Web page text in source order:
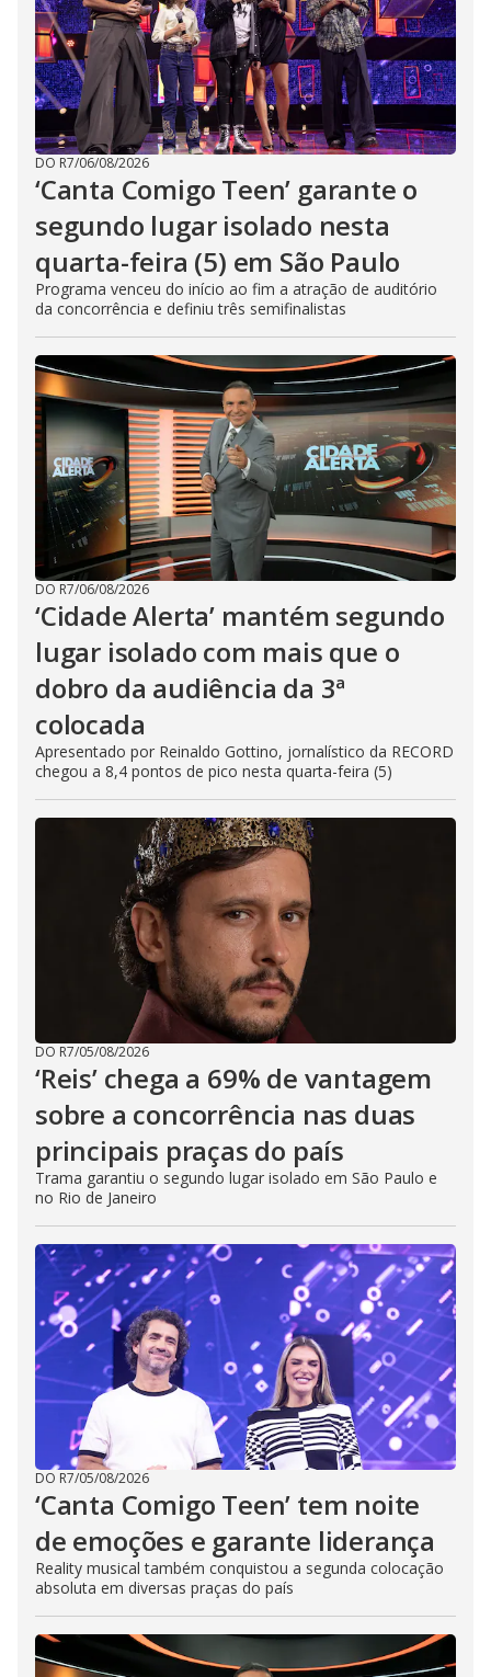
DO R7/06/08/2026
‘Canta Comigo Teen’ garante o
segundo lugar isolado nesta
quarta-feira (5) em São Paulo
Programa venceu do início ao fim a atração de auditório
da concorrência e definiu três semifinalistas
DO R7/06/08/2026
‘Cidade Alerta’ mantém segundo
lugar isolado com mais que o
dobro da audiência da 3ª
colocada
Apresentado por Reinaldo Gottino, jornalístico da RECORD
chegou a 8,4 pontos de pico nesta quarta-feira (5)
DO R7/05/08/2026
‘Reis’ chega a 69% de vantagem
sobre a concorrência nas duas
principais praças do país
Trama garantiu o segundo lugar isolado em São Paulo e
no Rio de Janeiro
DO R7/05/08/2026
‘Canta Comigo Teen’ tem noite
de emoções e garante liderança
Reality musical também conquistou a segunda colocação
absoluta em diversas praças do país